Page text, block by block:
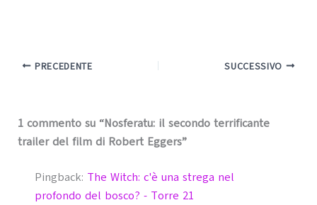
PRECEDENTE SUCCESSIVO
1 commento su “Nosferatu: il secondo terrificante
trailer del film di Robert Eggers”
Pingback: The Witch: c'è una strega nel
profondo del bosco? - Torre 21